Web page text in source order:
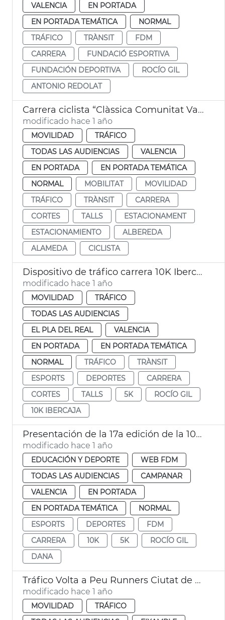
VALENCIA
EN PORTADA
EN PORTADA TEMÁTICA
NORMAL
TRÁFICO
TRÀNSIT
FDM
CARRERA
FUNDACIÓ ESPORTIVA
FUNDACIÓN DEPORTIVA
ROCÍO GIL
ANTONIO REDOLAT
Carrera ciclista “Clàssica Comunitat Valenciana 1969”
modificado hace 1 año
MOVILIDAD
TRÁFICO
TODAS LAS AUDIENCIAS
VALENCIA
EN PORTADA
EN PORTADA TEMÁTICA
NORMAL
MOBILITAT
MOVILIDAD
TRÁFICO
TRÀNSIT
CARRERA
CORTES
TALLS
ESTACIONAMENT
ESTACIONAMIENTO
ALBEREDA
ALAMEDA
CICLISTA
Dispositivo de tráfico carrera 10K Ibercaja
modificado hace 1 año
MOVILIDAD
TRÁFICO
TODAS LAS AUDIENCIAS
EL PLA DEL REAL
VALENCIA
EN PORTADA
EN PORTADA TEMÁTICA
NORMAL
TRÁFICO
TRÀNSIT
ESPORTS
DEPORTES
CARRERA
CORTES
TALLS 5K
ROCÍO GIL
10K IBERCAJA
Presentación de la 17a edición de la 10K Ibercaja
modificado hace 1 año
EDUCACIÓN Y DEPORTE
WEB FDM
TODAS LAS AUDIENCIAS
CAMPANAR
VALENCIA
EN PORTADA
EN PORTADA TEMÁTICA
NORMAL
ESPORTS
DEPORTES
FDM
CARRERA
10K 5K
ROCÍO GIL
DANA
Tráfico Volta a Peu Runners Ciutat de València
modificado hace 1 año
MOVILIDAD
TRÁFICO